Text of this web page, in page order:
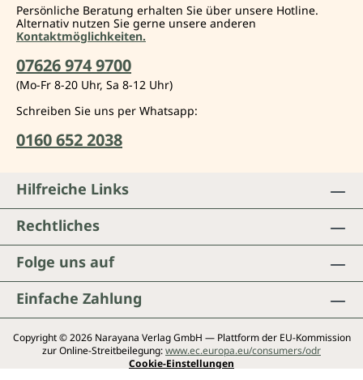
Persönliche Beratung erhalten Sie über unsere Hotline.
Alternativ nutzen Sie gerne unsere anderen
Kontaktmöglichkeiten.
07626 974 9700
(Mo-Fr 8-20 Uhr, Sa 8-12 Uhr)
Schreiben Sie uns per Whatsapp:
0160 652 2038
Folge uns auf
Einfache Zahlung
Hilfreiche Links
Rechtliches
Copyright © 2026 Narayana Verlag GmbH — Plattform der EU-Kommission
zur Online-Streitbeilegung:www.ec.europa.eu/consumers/odr
Cookie-Einstellungen